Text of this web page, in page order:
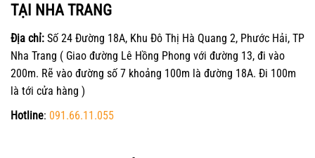
TẠI NHA TRANG
Địa chỉ: Số 24 Đường 18A, Khu Đô Thị Hà Quang 2, Phước Hải, TP
Nha Trang ( Giao đường Lê Hồng Phong với đường 13, đi vào
200m. Rẽ vào đường số 7 khoảng 100m là đường 18A. Đi 100m
là tới cửa hàng )
Hotline: 091.66.11.055